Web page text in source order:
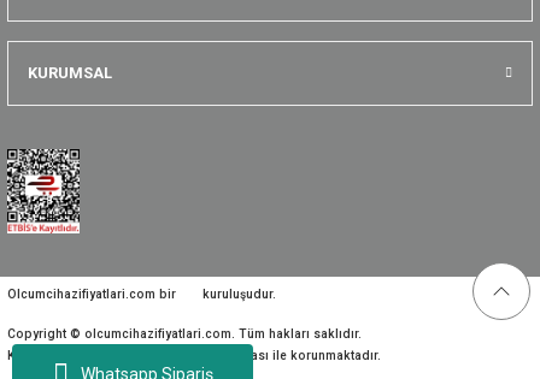
Whatsapp Sipariş
KURUMSAL
Olcumcihazifiyatlari.com bir kuruluşudur.
Copyright © olcumcihazifiyatlari.com. Tüm hakları saklıdır.
Kredi kartı bilgileriniz 256bit SSL sertifikası ile korunmaktadır.